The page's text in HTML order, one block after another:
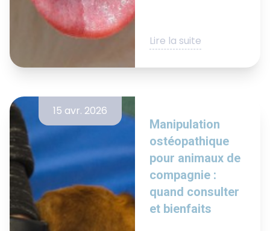
Lire la suite
15 avr. 2026
Manipulation
ostéopathique
pour animaux de
compagnie :
quand consulter
et bienfaits